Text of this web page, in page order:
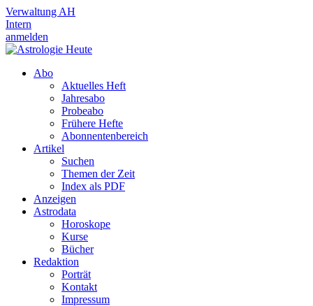
Verwaltung AH
Intern
anmelden
Abo
Aktuelles Heft
Jahresabo
Probeabo
Frühere Hefte
Abonnentenbereich
Artikel
Suchen
Themen der Zeit
Index als PDF
Anzeigen
Astrodata
Horoskope
Kurse
Bücher
Redaktion
Porträt
Kontakt
Impressum